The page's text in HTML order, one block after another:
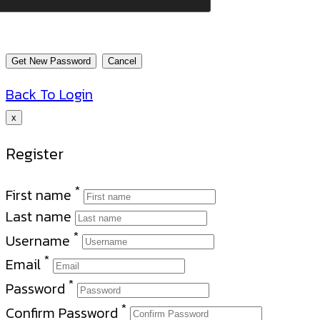
Back To Login
x
Register
First name *
Last name
Username *
Email *
Password *
Confirm Password *